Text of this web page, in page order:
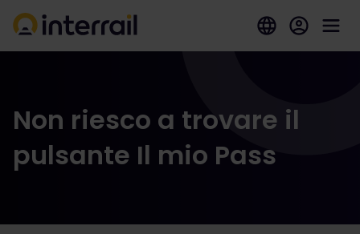
Non riesco a trovare il
pulsante Il mio Pass